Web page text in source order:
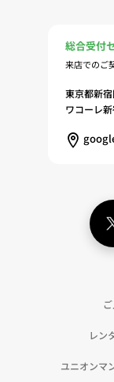
問合せに対
の登録およ
客様および
守、管理（
への同意に
告配信事業
事業者（以
に保有する
し、興味関
を配信する
（11）本ポ
ている個人
総合受付
来店でのご
東京都新
ワコーレ
レン
ユニオンマ